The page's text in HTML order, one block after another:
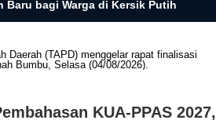
Baru bagi Warga di Kersik Putih
KUA-PPAS 2027,